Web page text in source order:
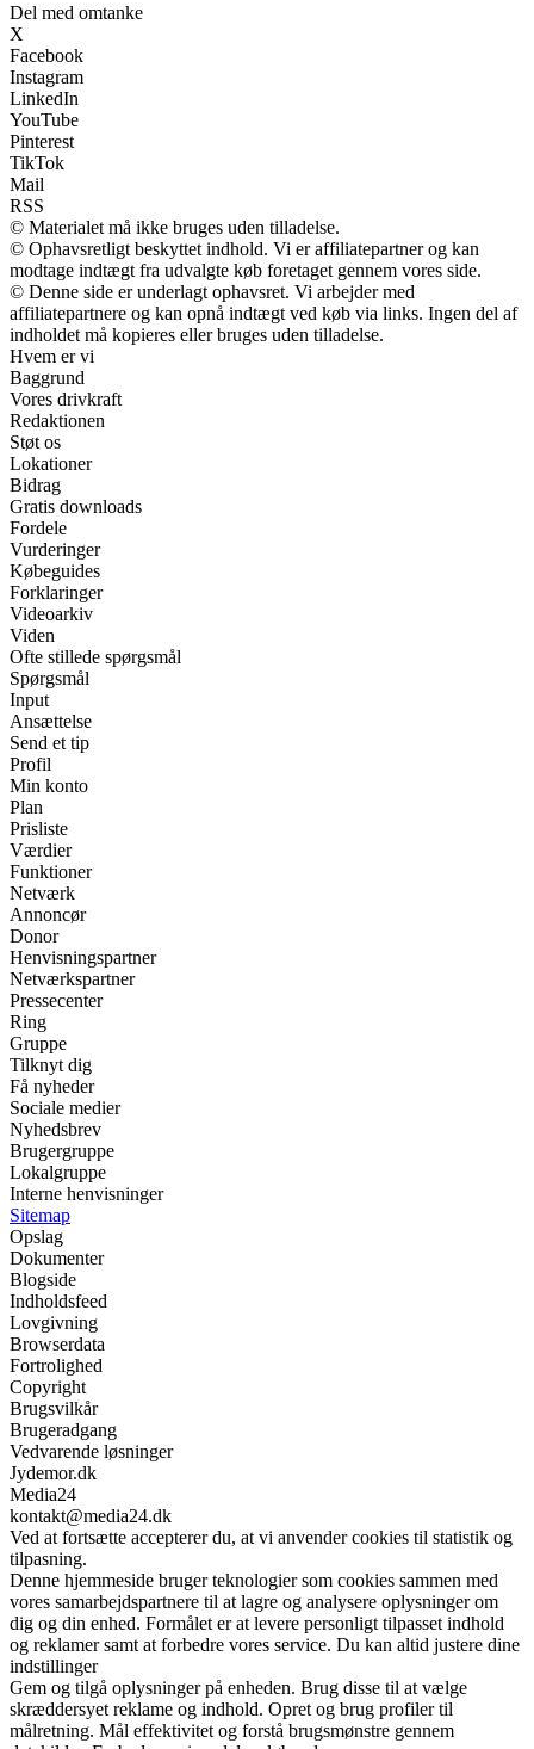
Del med omtanke
X
Facebook
Instagram
LinkedIn
YouTube
Pinterest
TikTok
Mail
RSS
© Materialet må ikke bruges uden tilladelse.
© Ophavsretligt beskyttet indhold. Vi er affiliatepartner og kan
modtage indtægt fra udvalgte køb foretaget gennem vores side.
© Denne side er underlagt ophavsret. Vi arbejder med
affiliatepartnere og kan opnå indtægt ved køb via links. Ingen del af
indholdet må kopieres eller bruges uden tilladelse.
Hvem er vi
Baggrund
Vores drivkraft
Redaktionen
Støt os
Lokationer
Bidrag
Gratis downloads
Fordele
Vurderinger
Købeguides
Forklaringer
Videoarkiv
Viden
Ofte stillede spørgsmål
Spørgsmål
Input
Ansættelse
Send et tip
Profil
Min konto
Plan
Prisliste
Værdier
Funktioner
Netværk
Annoncør
Donor
Henvisningspartner
Netværkspartner
Pressecenter
Ring
Gruppe
Tilknyt dig
Få nyheder
Sociale medier
Nyhedsbrev
Brugergruppe
Lokalgruppe
Interne henvisninger
Sitemap
Opslag
Dokumenter
Blogside
Indholdsfeed
Lovgivning
Browserdata
Fortrolighed
Copyright
Brugsvilkår
Brugeradgang
Vedvarende løsninger
Jydemor.dk
Media24
kontakt@media24.dk
Ved at fortsætte accepterer du, at vi anvender cookies til statistik og
tilpasning.
Denne hjemmeside bruger teknologier som cookies sammen med
vores samarbejdspartnere til at lagre og analysere oplysninger om
dig og din enhed. Formålet er at levere personligt tilpasset indhold
og reklamer samt at forbedre vores service. Du kan altid justere dine
indstillinger
Gem og tilgå oplysninger på enheden. Brug disse til at vælge
skræddersyet reklame og indhold. Opret og brug profiler til
målretning. Mål effektivitet og forstå brugsmønstre gennem